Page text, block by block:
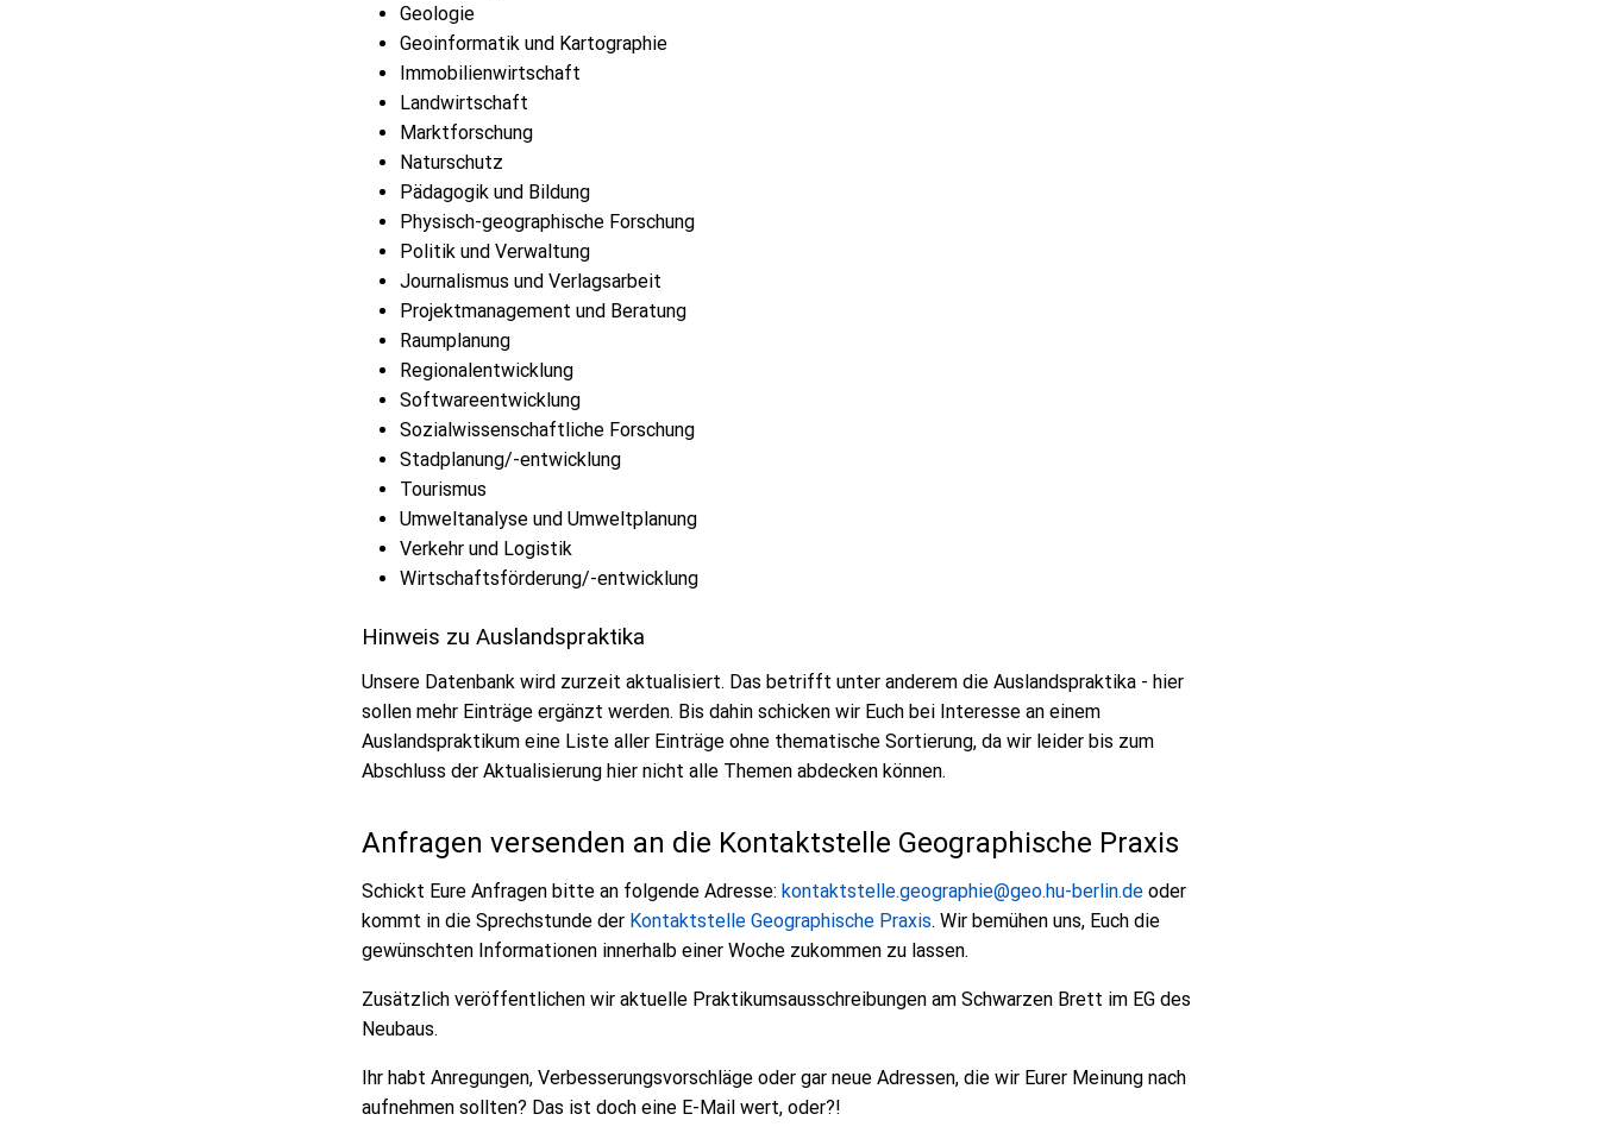
Geologie
Geoinformatik und Kartographie
Immobilienwirtschaft
Landwirtschaft
Marktforschung
Naturschutz
Pädagogik und Bildung
Physisch-geographische Forschung
Politik und Verwaltung
Journalismus und Verlagsarbeit
Projektmanagement und Beratung
Raumplanung
Regionalentwicklung
Softwareentwicklung
Sozialwissenschaftliche Forschung
Stadplanung/-entwicklung
Tourismus
Umweltanalyse und Umweltplanung
Verkehr und Logistik
Wirtschaftsförderung/-entwicklung
Hinweis zu Auslandspraktika
Unsere Datenbank wird zurzeit aktualisiert. Das betrifft unter anderem die Auslandspraktika - hier
sollen mehr Einträge ergänzt werden. Bis dahin schicken wir Euch bei Interesse an einem
Auslandspraktikum eine Liste aller Einträge ohne thematische Sortierung, da wir leider bis zum
Abschluss der Aktualisierung hier nicht alle Themen abdecken können.
Anfragen versenden an die Kontaktstelle Geographische Praxis
Schickt Eure Anfragen bitte an folgende Adresse: kontaktstelle.geographie@geo.hu-berlin.de oder
kommt in die Sprechstunde der Kontaktstelle Geographische Praxis. Wir bemühen uns, Euch die
gewünschten Informationen innerhalb einer Woche zukommen zu lassen.
Zusätzlich veröffentlichen wir aktuelle Praktikumsausschreibungen am Schwarzen Brett im EG des
Neubaus.
Ihr habt Anregungen, Verbesserungsvorschläge oder gar neue Adressen, die wir Eurer Meinung nach
aufnehmen sollten? Das ist doch eine E-Mail wert, oder?!